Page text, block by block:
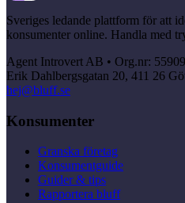
Sveriges ledande plattform för att
konsumenter online. Handla med
Agent Introvert AB • Org.nr:
Erik Dahlbergsgatan 20, 411 26
hej@bluff.se
Konsumenter
Granska företag
Konsumentguide
Guider & tips
Rapportera bluff